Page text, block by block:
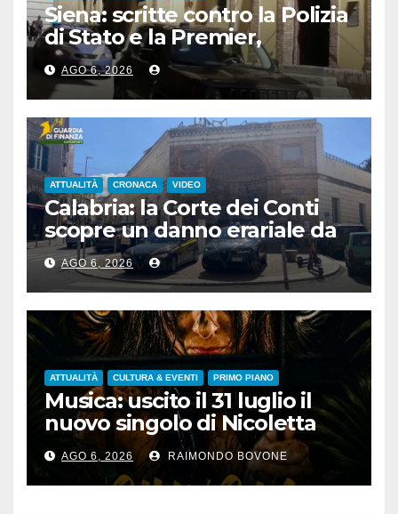
Siena: scritte contro la Polizia
di Stato e la Premier,
denunciato un 24enne
albanese
AGO 6, 2026
ATTUALITÀ CRONACA VIDEO
Calabria: la Corte dei Conti
scopre un danno erariale da
600.000 euro sui depuratori
AGO 6, 2026
ATTUALITÀ CULTURA & EVENTI PRIMO PIANO
Musica: uscito il 31 luglio il
nuovo singolo di Nicoletta
Pedrini, ‘Giungla’
AGO 6, 2026 RAIMONDO BOVONE